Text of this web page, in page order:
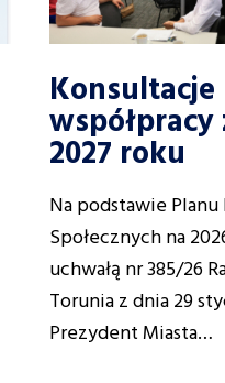
Konsultacje
współpracy
2027 roku
Na podstawie
Społecznych na
uchwałą nr 385/26
Torunia z dnia 29
Prezydent Miasta…